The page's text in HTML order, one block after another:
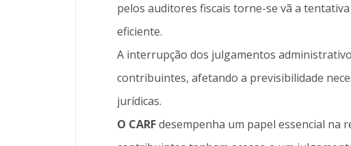
pelos auditores fiscais torne-se vã a
eficiente.
A interrupção dos julgamentos
contribuintes, afetando a previsibilidade
jurídicas.
O CARFdesempenha um papel essencial